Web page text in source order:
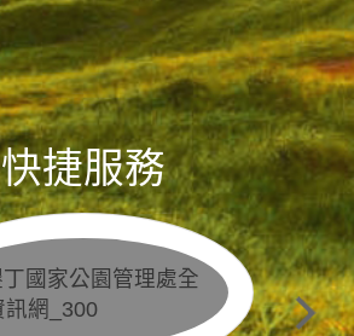
快捷服務